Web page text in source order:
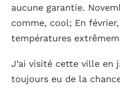
aucune garantie.
comme, cool; En
températures
J’ai visité cette ville en
toujours eu de la